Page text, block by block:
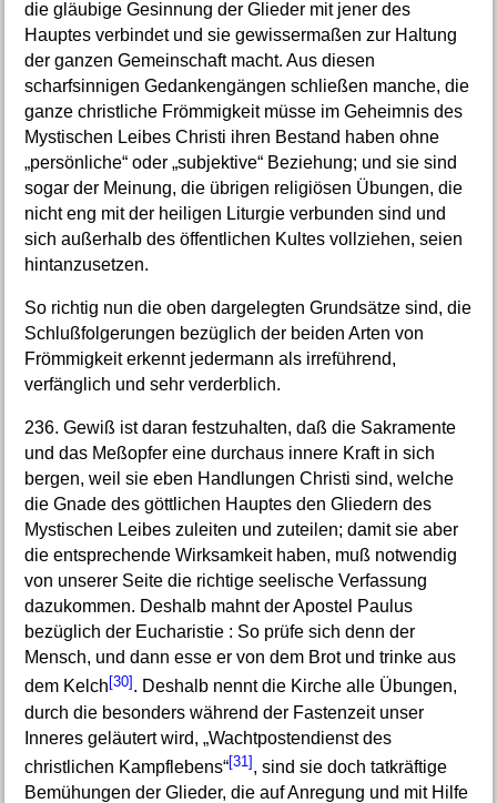
die gläubige Gesinnung der Glieder mit jener des
Hauptes verbindet und sie gewissermaßen zur Haltung
der ganzen Gemeinschaft macht. Aus diesen
scharfsinnigen Gedankengängen schließen manche, die
ganze christliche Frömmigkeit müsse im Geheimnis des
Mystischen Leibes Christi ihren Bestand haben ohne
„persönliche“ oder „subjektive“ Beziehung; und sie sind
sogar der Meinung, die übrigen religiösen Übungen, die
nicht eng mit der heiligen Liturgie verbunden sind und
sich außerhalb des öffentlichen Kultes vollziehen, seien
hintanzusetzen.
So richtig nun die oben dargelegten Grundsätze sind, die
Schlußfolgerungen bezüglich der beiden Arten von
Frömmigkeit erkennt jedermann als irreführend,
verfänglich und sehr verderblich.
236. Gewiß ist daran festzuhalten, daß die Sakramente
und das Meßopfer eine durchaus innere Kraft in sich
bergen, weil sie eben Handlungen Christi sind, welche
die Gnade des göttlichen Hauptes den Gliedern des
Mystischen Leibes zuleiten und zuteilen; damit sie aber
die entsprechende Wirksamkeit haben, muß notwendig
von unserer Seite die richtige seelische Verfassung
dazukommen. Deshalb mahnt der Apostel Paulus
bezüglich der Eucharistie : So prüfe sich denn der
Mensch, und dann esse er von dem Brot und trinke aus
dem Kelch[30]. Deshalb nennt die Kirche alle Übungen,
durch die besonders während der Fastenzeit unser
Inneres geläutert wird, „Wachtpostendienst des
christlichen Kampflebens“[31], sind sie doch tatkräftige
Bemühungen der Glieder, die auf Anregung und mit Hilfe